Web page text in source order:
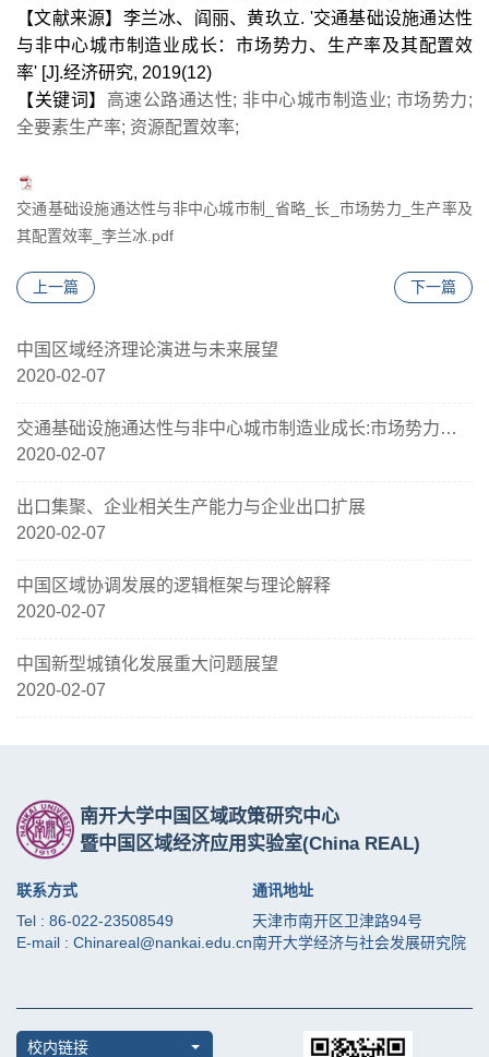
【文献来源】李兰冰、阎丽、黄玖立. '交通基础设施通达性
与非中心城市制造业成长：市场势力、生产率及其配置效
率' [J].经济研究, 2019(12)
【关键词 】 高速公路通达性; 非中心城市制造业; 市场势力;
全要素生产率; 资源配置效率;
交通基础设施通达性与非中心城市制_省略_长_市场势力_生产率及
其配置效率_李兰冰.pdf
上一篇 下一篇
中国区域经济理论演进与未来展望
2020-02-07
交通基础设施通达性与非中心城市制造业成长:市场势力、生产率及其配置效率
2020-02-07
出口集聚、企业相关生产能力与企业出口扩展
2020-02-07
中国区域协调发展的逻辑框架与理论解释
2020-02-07
中国新型城镇化发展重大问题展望
2020-02-07
南开大学中国区域政策研究中心
暨中国区域经济应用实验室(China REAL)
联系方式
Tel : 86-022-23508549
E-mail : Chinareal@nankai.edu.cn
通讯地址
天津市南开区卫津路94号
南开大学经济与社会发展研究院
校内链接